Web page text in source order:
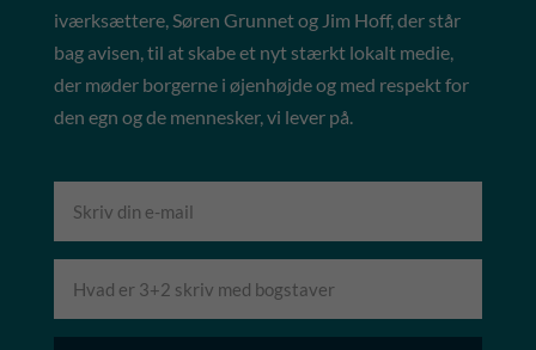
iværksættere, Søren Grunnet og Jim Hoff, der står
bag avisen, til at skabe et nyt stærkt lokalt medie,
der møder borgerne i øjenhøjde og med respekt for
den egn og de mennesker, vi lever på.